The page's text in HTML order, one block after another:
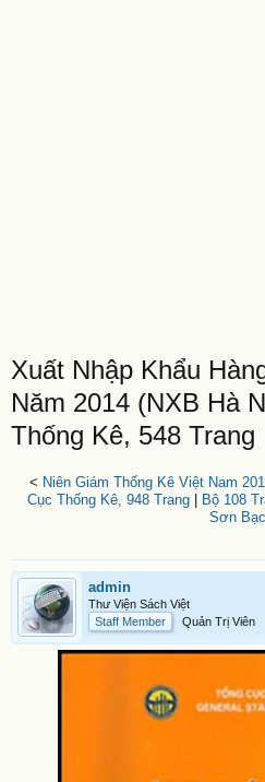
Xuất Nhập Khẩu
Năm 2014 (NXB Hà
Thống Kê, 548 Trang
< Niên Giám Thống Kê Việt Nam
Cục Thống Kê, 948 Trang|
Bộ 108
Sơn Bạc
admin
Thư Viện Sách Việt
Staff Member
Quản Trị Viên